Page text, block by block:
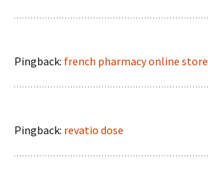
Pingback: french pharmacy online store
Pingback: revatio dose